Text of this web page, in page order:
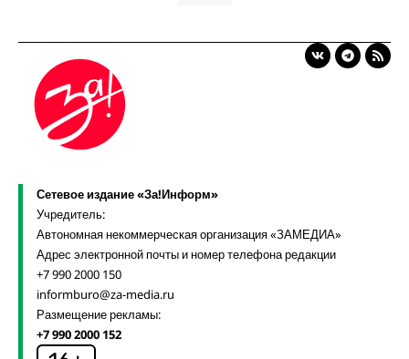
Сетевое издание «За!Информ»
Учредитель:
Автономная некоммерческая организация «ЗАМЕДИА»
Адрес электронной почты и номер телефона редакции
+7 990 2000 150
informburo@za-media.ru
Размещение рекламы:
+7 990 2000 152